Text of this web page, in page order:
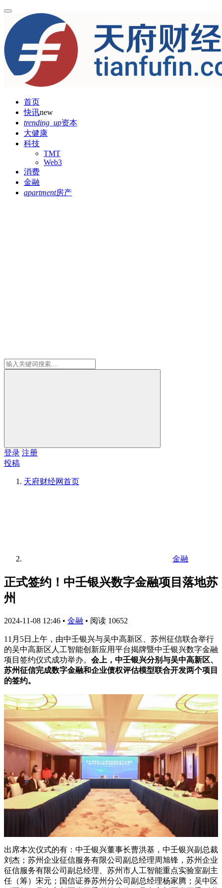
首页
快讯new
trending_up资本
大健康
科技
TMT
Web3
消费
金融
apartment房产
登录 注册
投稿
天府财经网首页
金融
正式签约！中壬银兴数字金融项目落地苏
州
2024-11-08 12:46 • 金融 • 阅读 10652
11月5日上午，由中壬银兴与吴中高新区、苏州征信联合举行
的吴中高新区人工智能创新应用平台揭牌暨中壬银兴数字金融
项目签约仪式成功举办。 会上，中壬银兴分别与吴中高新区、
苏州征信完成数字金融和企业债权评估模型联合开发两个项目
的签约。
出席本次仪式的有：中壬银兴董事长曹洪基，中壬银兴副总裁
刘杰；苏州企业征信服务有限公司副总经理周旭锋，苏州企业
征信服务有限公司副总经理、苏州市人工智能重点实验室副主
任（筹）宋元；国信证券苏州分公司副总经理杨家腾；吴中区